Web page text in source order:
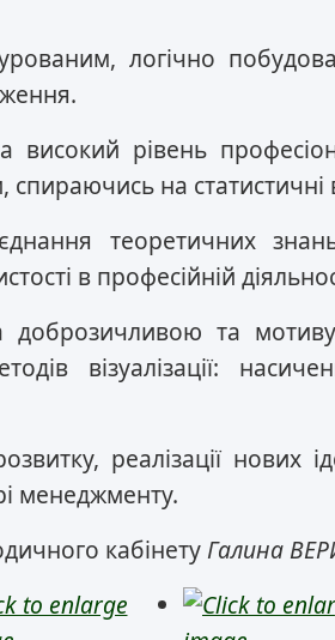
логічно
високий рівень
спираючись на статистичні
теоретичних
в професійній
доброзичливою та
візуалізації:
реалізації нових
менеджменту.
кабінетуГалина